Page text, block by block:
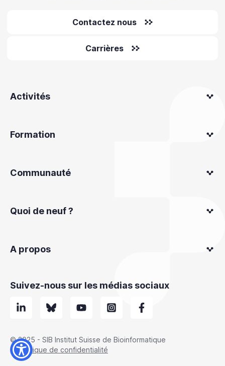
Contactez nous
Carrières
Activités
Formation
Communauté
Quoi de neuf ?
A propos
Suivez-nous sur les médias sociaux
© 2025 - SIB Institut Suisse de Bioinformatique
Politique de confidentialité